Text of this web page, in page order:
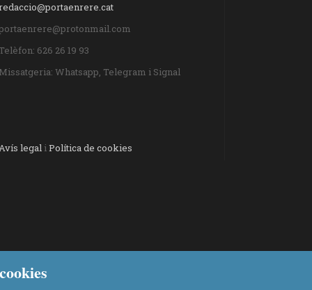
Telèfon: 626 26 19 93
Missatgeria: Whatsapp, Telegram i Signal
legaliPolítica de cookies